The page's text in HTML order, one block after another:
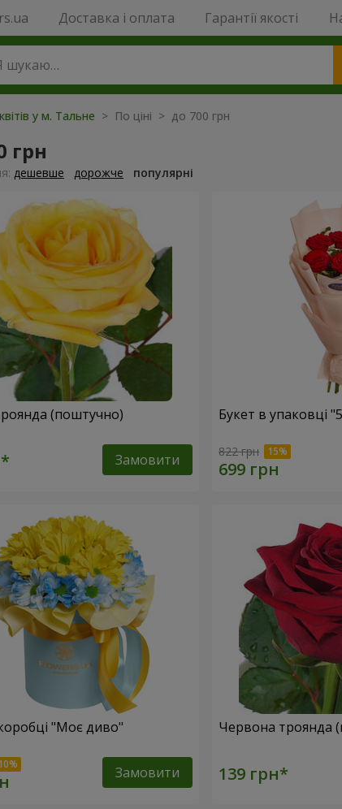
Доставка і оплата Гарантії якості
у м. Тальне > По ціні > до 700 грн
грн
дешевше дорожче популярні
Жовта троянда (поштучно)
Замовити
Букет в упаковці
822 грн
"Моє диво"
Замовити
Червона троянда